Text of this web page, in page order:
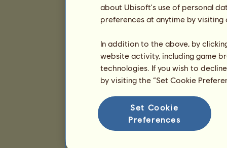
about Ubisoft's use of personal
preferences at anytime by
In addition to the above, by
website activity, including game
technologies. If you wish to
by visiting the “Set Cookie
Set Cookie
Preferences